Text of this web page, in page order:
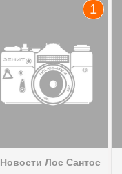
1
Новости Лос Сантос